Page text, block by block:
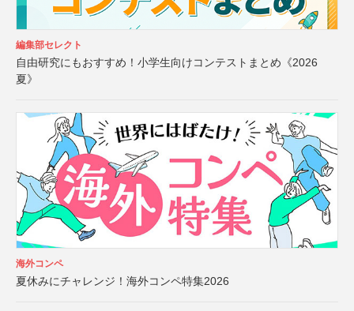
編集部セレクト
自由研究にもおすすめ！小学生向けコンテストまとめ《2026
夏》
海外コンペ
夏休みにチャレンジ！海外コンペ特集2026